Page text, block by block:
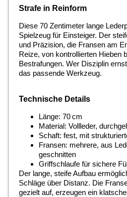
Strafe in Reinform
Diese 70 Zentimeter lange
Spielzeug für Einsteiger. Der
und Präzision, die Fransen am
Reize, von kontrollierten Hieben
Bestrafungen. Wer Disziplin
das passende Werkzeug.
Technische Details
Länge: 70 cm
Material: Vollleder,
Schaft: fest, mit
Fransen: mehrere, aus
geschnitten
Griffschlaufe für sichere
Der lange, steife Aufbau
Schläge über Distanz. Die
gezielt auf, erzeugen ein